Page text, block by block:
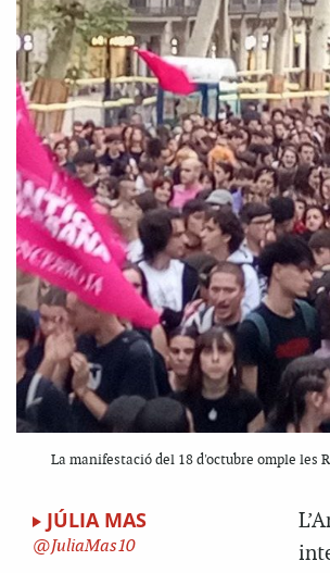
La manifestació del 18 d'octubre omple les
JÚLIA MAS
JuliaMas10